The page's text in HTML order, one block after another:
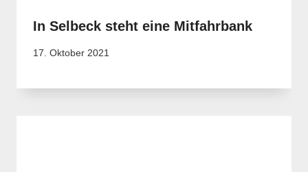
In Selbeck steht eine Mitfahrbank
17. Oktober 2021